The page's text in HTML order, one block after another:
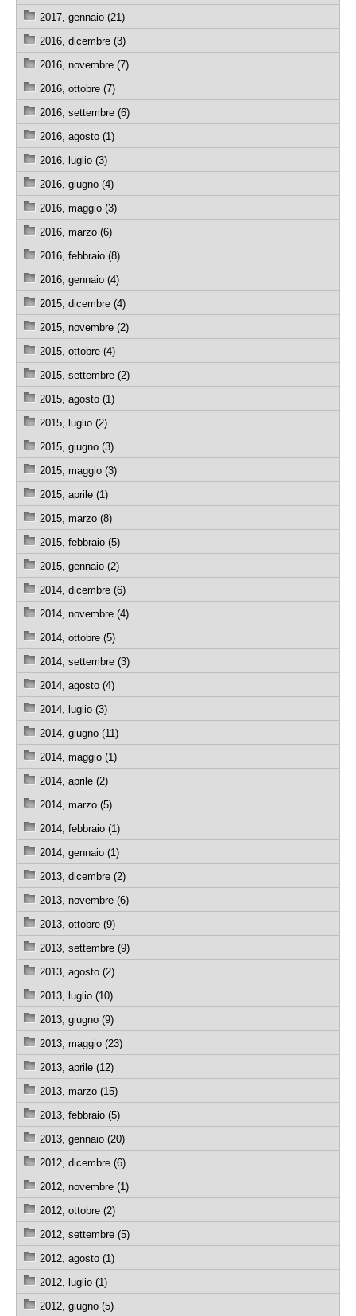
2017, gennaio (21)
2016, dicembre (3)
2016, novembre (7)
2016, ottobre (7)
2016, settembre (6)
2016, agosto (1)
2016, luglio (3)
2016, giugno (4)
2016, maggio (3)
2016, marzo (6)
2016, febbraio (8)
2016, gennaio (4)
2015, dicembre (4)
2015, novembre (2)
2015, ottobre (4)
2015, settembre (2)
2015, agosto (1)
2015, luglio (2)
2015, giugno (3)
2015, maggio (3)
2015, aprile (1)
2015, marzo (8)
2015, febbraio (5)
2015, gennaio (2)
2014, dicembre (6)
2014, novembre (4)
2014, ottobre (5)
2014, settembre (3)
2014, agosto (4)
2014, luglio (3)
2014, giugno (11)
2014, maggio (1)
2014, aprile (2)
2014, marzo (5)
2014, febbraio (1)
2014, gennaio (1)
2013, dicembre (2)
2013, novembre (6)
2013, ottobre (9)
2013, settembre (9)
2013, agosto (2)
2013, luglio (10)
2013, giugno (9)
2013, maggio (23)
2013, aprile (12)
2013, marzo (15)
2013, febbraio (5)
2013, gennaio (20)
2012, dicembre (6)
2012, novembre (1)
2012, ottobre (2)
2012, settembre (5)
2012, agosto (1)
2012, luglio (1)
2012, giugno (5)